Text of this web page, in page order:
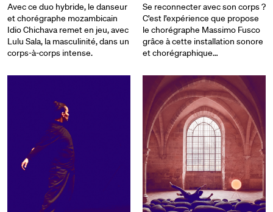
Avec ce duo hybride, le danseur
et chorégraphe mozambicain
Idio Chichava remet en jeu, avec
Lulu Sala, la masculinité, dans un
corps-à-corps intense.
Se reconnecter avec son corps ?
C’est l’expérience que propose
le chorégraphe Massimo Fusco
grâce à cette installation sonore
et chorégraphique…